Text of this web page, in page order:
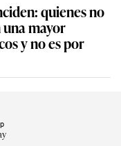
quienes no
mayor
y no es por